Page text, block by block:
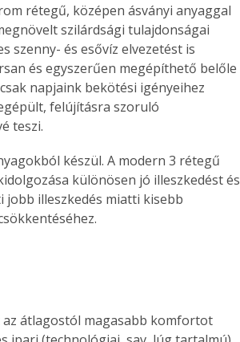
rétegű, középen ásványi anyaggal
szilárdsági tulajdonságai
szenny- és esővíz elvezetést is
és egyszerűen megépíthető belőle
napjaink bekötési igényeihez
felújításra szoruló
teszi.
készül. A modern 3 rétegű
különösen jó illeszkedést és
illeszkedés miatti kisebb
az átlagostól magasabb komfortot